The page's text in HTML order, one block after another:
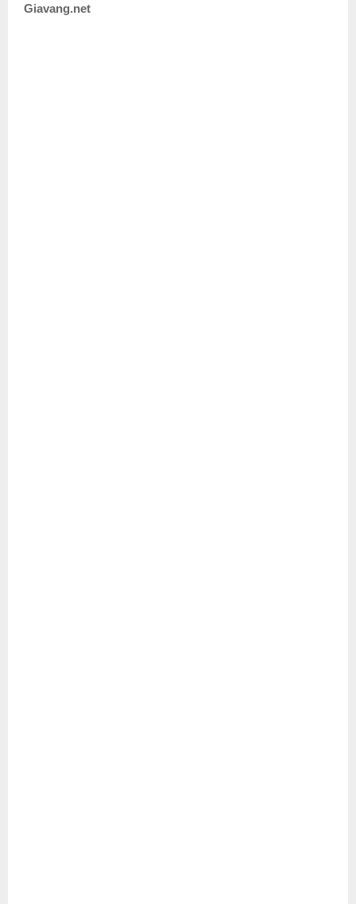
Giavang.net